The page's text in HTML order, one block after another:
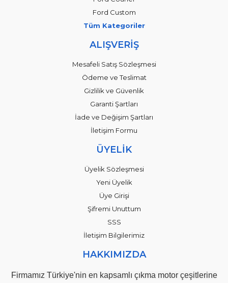
Ford Custom
Tüm Kategoriler
ALIŞVERİŞ
Mesafeli Satış Sözleşmesi
Ödeme ve Teslimat
Gizlilik ve Güvenlik
Garanti Şartları
İade ve Değişim Şartları
İletişim Formu
ÜYELİK
Üyelik Sözleşmesi
Yeni Üyelik
Üye Girişi
Şifremi Unuttum
SSS
İletişim Bilgilerimiz
HAKKIMIZDA
Firmamız Türkiye'nin en kapsamlı çıkma motor çeşitlerine